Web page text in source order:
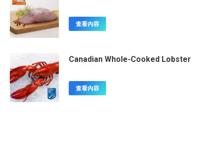
查看內容
Canadian Whole-Cooked Lobster
查看內容